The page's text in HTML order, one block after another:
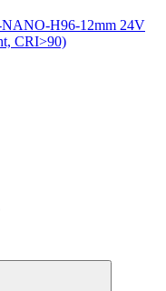
NANO-H96-12mm 24V
CRI>90)